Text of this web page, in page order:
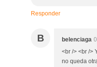
Responder
B belenciaga
<br /> <br />
no queda